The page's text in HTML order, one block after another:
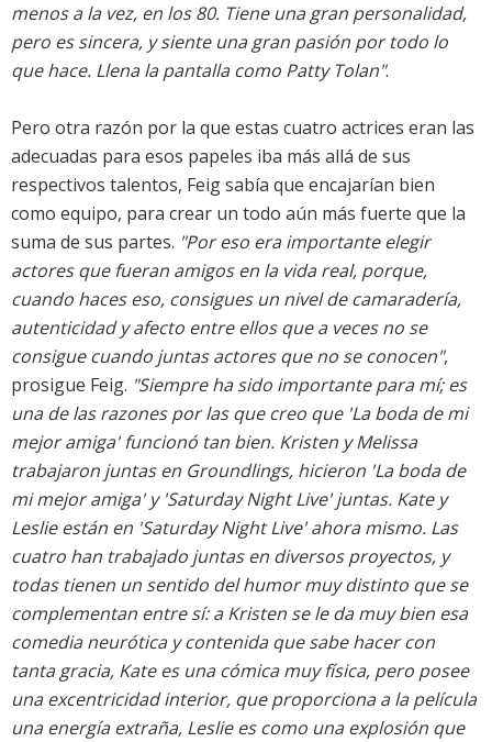
menos a la vez, en los 80. Tiene una gran personalidad,
pero es sincera, y siente una gran pasión por todo lo
que hace. Llena la pantalla como Patty Tolan".
Pero otra razón por la que estas cuatro actrices eran las
adecuadas para esos papeles iba más allá de sus
respectivos talentos, Feig sabía que encajarían bien
como equipo, para crear un todo aún más fuerte que la
suma de sus partes. "Por eso era importante elegir
actores que fueran amigos en la vida real, porque,
cuando haces eso, consigues un nivel de camaradería,
autenticidad y afecto entre ellos que a veces no se
consigue cuando juntas actores que no se conocen",
prosigue Feig. "Siempre ha sido importante para mí; es
una de las razones por las que creo que 'La boda de mi
mejor amiga' funcionó tan bien. Kristen y Melissa
trabajaron juntas en Groundlings, hicieron 'La boda de
mi mejor amiga' y 'Saturday Night Live' juntas. Kate y
Leslie están en 'Saturday Night Live' ahora mismo. Las
cuatro han trabajado juntas en diversos proyectos, y
todas tienen un sentido del humor muy distinto que se
complementan entre sí: a Kristen se le da muy bien esa
comedia neurótica y contenida que sabe hacer con
tanta gracia, Kate es una cómica muy física, pero posee
una excentricidad interior, que proporciona a la película
una energía extraña, Leslie es como una explosión que